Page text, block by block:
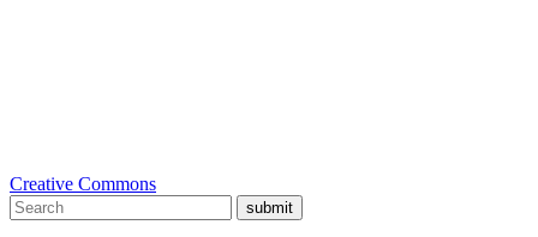
Creative Commons
submit